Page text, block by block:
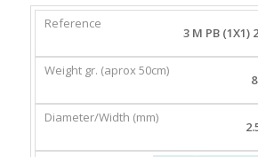
REFERENCE
WEIGHT
(APROX
3 M PB (1X1)